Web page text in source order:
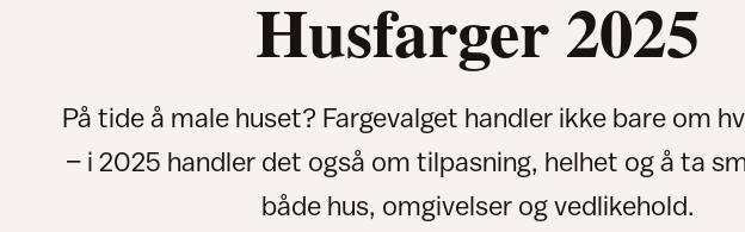
Husfarger 2025
På tide å male huset? Fargevalget handler ikke bare om
– i 2025 handler det også om tilpasning, helhet og å ta
både hus, omgivelser og vedlikehold.